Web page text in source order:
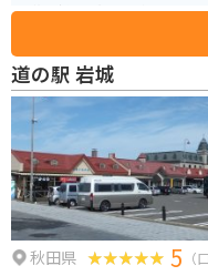
の花や新緑、紅葉を楽しむことができます。 公園内
察できるウッドデッキが設置
の散策が楽しめます。公園の
気があります。 駐車場は第一から第三まであり、それぞれ5台～10台分のス
ペースが整備されています。
道の駅 岩城
秋田県 5 （